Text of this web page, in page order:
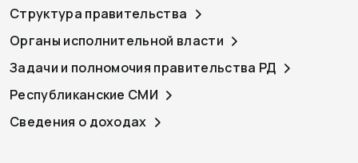
Структура правительства
Органы исполнительной власти
Задачи и полномочия правительства РД
Республиканские СМИ
Сведения о доходах